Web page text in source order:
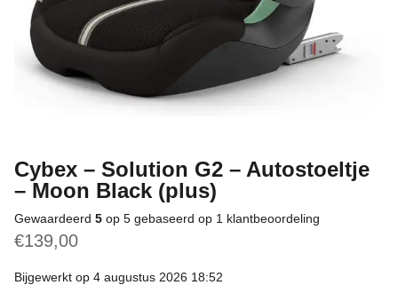
Cybex – Solution G2 – Autostoeltje
– Moon Black (plus)
Gewaardeerd 5 op 5 gebaseerd op 1 klantbeoordeling
€139,00
Bijgewerkt op 4 augustus 2026 18:52